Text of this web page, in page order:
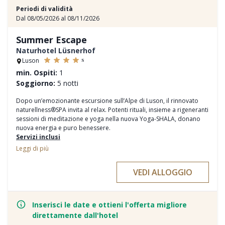
Periodi di validità
Dal 08/05/2026 al 08/11/2026
Summer Escape
Naturhotel Lüsnerhof
Luson s
min. Ospiti: 1
Soggiorno: 5 notti
Dopo un’emozionante escursione sull’Alpe di Luson, il rinnovato
naturellness®SPA invita al relax. Potenti rituali, insieme a rigeneranti
sessioni di meditazione e yoga nella nuova Yoga-SHALA, donano
nuova energia e puro benessere.
Servizi inclusi
A partire da 5 notti
Incluso noleggio e-bike
Incluso il rituale dei bagni alpini, con floating privato nella
grotta salina per una pausa rigenerante per corpo e mente.
Incluso una sessione di yoga a persona, per rilassarti e
ritrovare l’equilibrio interiore.
Rallentamento nell'ambiente unico della naturellnessSpa
Piscina, vasche idromassaggio e laghetto naturale nel Lüsner Badl
Leggi di più
VEDI ALLOGGIO
Inserisci le date e ottieni l'offerta migliore
direttamente dall'hotel